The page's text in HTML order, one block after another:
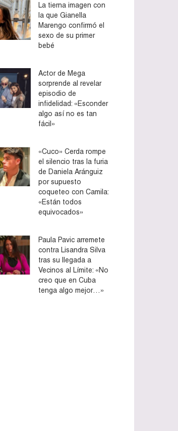
La tierna imagen con
la que Gianella
Marengo confirmó el
sexo de su primer
bebé
Actor de Mega
sorprende al revelar
episodio de
infidelidad: «Esconder
algo así no es tan
fácil»
«Cuco» Cerda rompe
el silencio tras la furia
de Daniela Aránguiz
por supuesto
coqueteo con Camila:
«Están todos
equivocados»
Paula Pavic arremete
contra Lisandra Silva
tras su llegada a
Vecinos al Límite: «No
creo que en Cuba
tenga algo mejor…»